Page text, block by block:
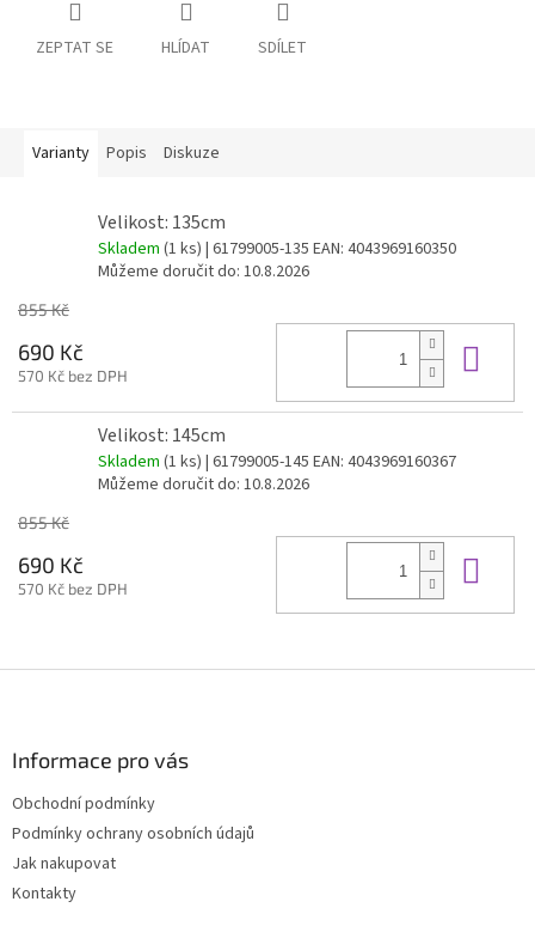
ZEPTAT SE HLÍDAT SDÍLET
Varianty Popis Diskuze
Velikost: 135cm
Skladem (1 ks) | 61799005-135 EAN: 4043969160350
Můžeme doručit do: 10.8.2026
855 Kč
690 Kč
570 Kč bez DPH
Velikost: 145cm
Skladem (1 ks) | 61799005-145 EAN: 4043969160367
Můžeme doručit do: 10.8.2026
855 Kč
690 Kč
570 Kč bez DPH
Informace pro vás
Obchodní podmínky
Podmínky ochrany osobních údajů
Jak nakupovat
Kontakty